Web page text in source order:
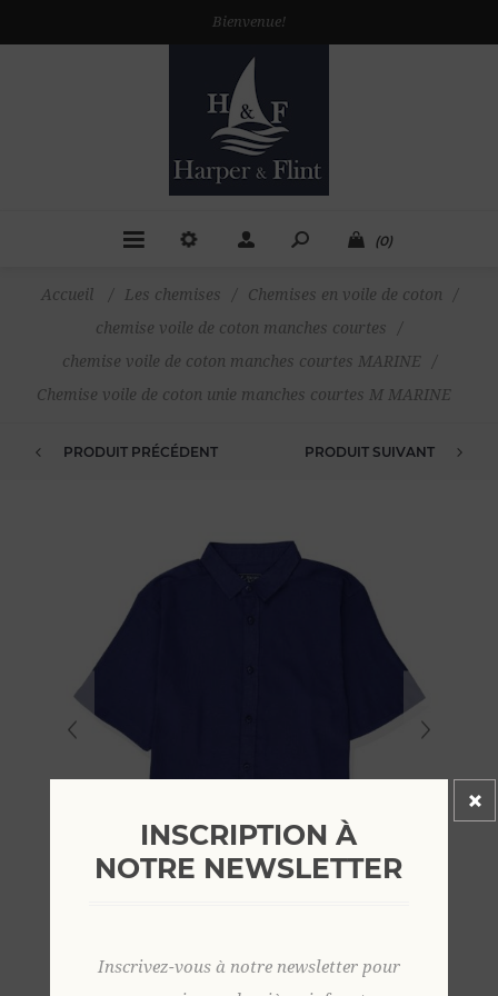
Bienvenue!
(0)
Accueil / Les chemises / Chemises en voile de coton
/
chemise voile de coton manches courtes
/
chemise voile de coton manches courtes MARINE
/
Chemise voile de coton unie manches courtes M MARINE
PRODUIT PRÉCÉDENT PRODUIT SUIVANT
INSCRIPTION À
NOTRE NEWSLETTER
Inscrivez-vous à notre newsletter pour